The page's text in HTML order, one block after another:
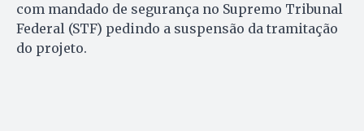
com mandado de segurança no Supremo Tribunal
Federal (STF) pedindo a suspensão da tramitação
do projeto.